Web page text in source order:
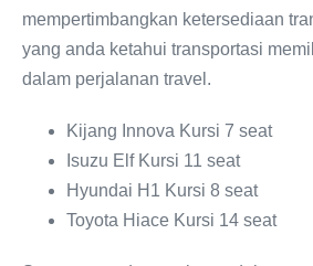
mempertimbangkan ketersediaan
yang anda ketahui transportasi
dalam perjalanan travel.
Kijang Innova Kursi 7 seat
Isuzu Elf Kursi 11 seat
Hyundai H1 Kursi 8 seat
Toyota Hiace Kursi 14 seat